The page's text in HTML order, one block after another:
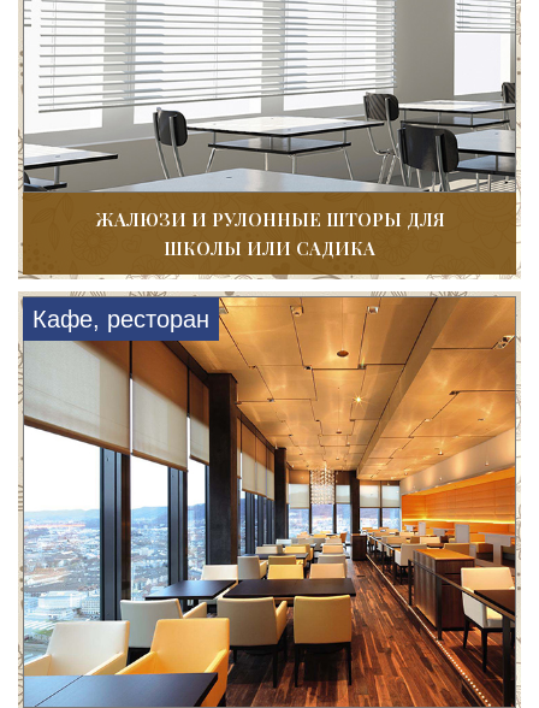
ЖАЛЮЗИ И РУЛОННЫЕ ШТОРЫ ДЛЯ
ШКОЛЫ ИЛИ САДИКА
Кафе, ресторан